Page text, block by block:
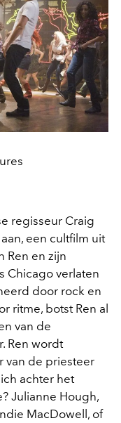
regisseur Craig
een cultfilm uit
Ren en zijn
Chicago verlaten
door rock en
ritme, botst Ren al
van de
Ren wordt
van de priesteer
achter het
Julianne Hough,
MacDowell, of